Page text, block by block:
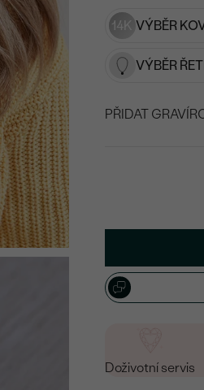
14K VÝBĚR
VÝBĚR
PŘIDAT
Doživotní servis